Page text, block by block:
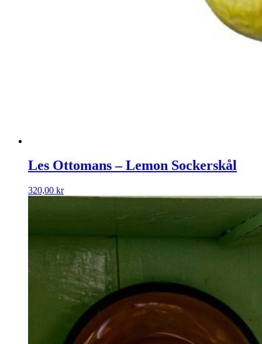
Les Ottomans – Lemon Sockerskål
320,00 kr